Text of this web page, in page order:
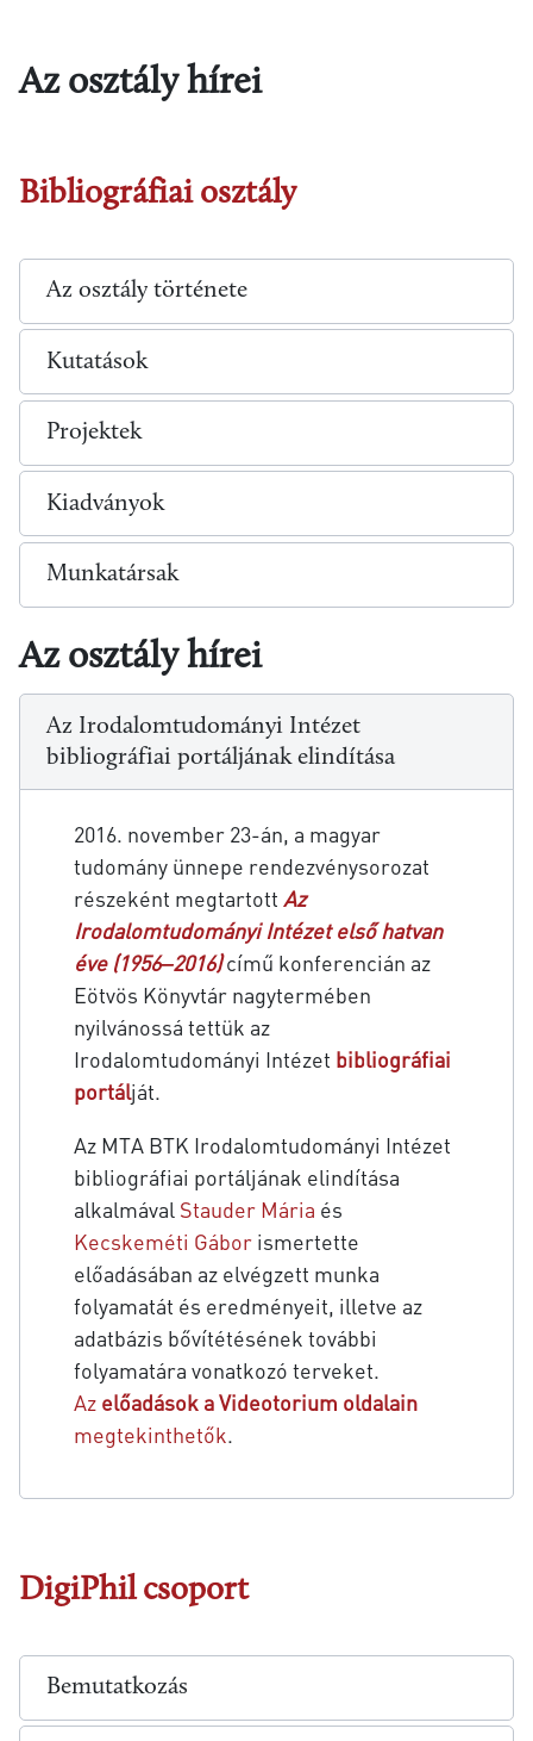
Az osztály hírei
Bibliográfiai osztály
Az osztály története
Kutatások
Projektek
Kiadványok
Munkatársak
Az osztály hírei
Az Irodalomtudományi Intézet
bibliográfiai portáljának elindítása
2016. november 23-án, a magyar
tudomány ünnepe rendezvénysorozat
részeként megtartott Az
Irodalomtudományi Intézet első hatvan
éve (1956‒2016)című konferencián az
Eötvös Könyvtár nagytermében
nyilvánossá tettük az
Irodalomtudományi Intézet bibliográfiai
portálját.
Az MTA BTK Irodalomtudományi Intézet
bibliográfiai portáljának elindítása
alkalmával Stauder Mária és
Kecskeméti Gáborismertette
előadásában az elvégzett munka
folyamatát és eredményeit, illetve az
adatbázis bővítétésének további
folyamatára vonatkozó terveket.
Az előadások a Videotorium oldalain
megtekinthetők.
DigiPhil csoport
Bemutatkozás